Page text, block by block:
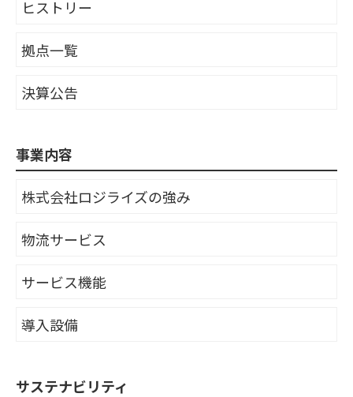
ヒストリー
拠点一覧
決算公告
事業内容
株式会社ロジライズの強み
物流サービス
サービス機能
導入設備
サステナビリティ